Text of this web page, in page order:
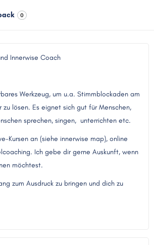
0
Innerwise Coach
Werkzeug, um u.a. Stimmblockaden am
zu lösen. Es eignet sich gut für Menschen,
sprechen, singen, unterrichten etc.
Kursen an (siehe innerwise map), online
Ich gebe dir gerne Auskunft, wenn
möchtest.
zum Ausdruck zu bringen und dich zu